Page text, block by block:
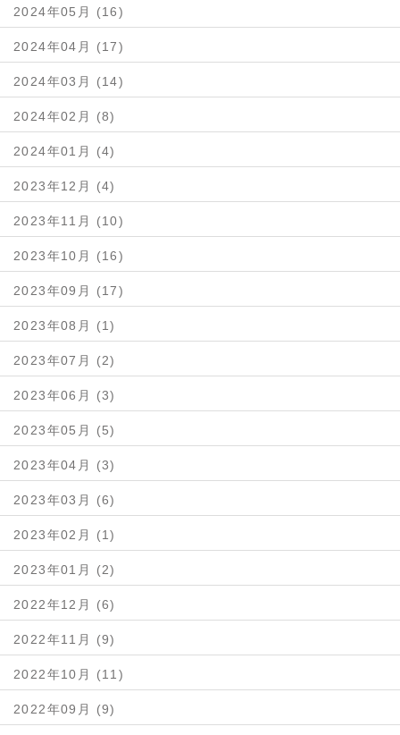
2024年05月 (16)
2024年04月 (17)
2024年03月 (14)
2024年02月 (8)
2024年01月 (4)
2023年12月 (4)
2023年11月 (10)
2023年10月 (16)
2023年09月 (17)
2023年08月 (1)
2023年07月 (2)
2023年06月 (3)
2023年05月 (5)
2023年04月 (3)
2023年03月 (6)
2023年02月 (1)
2023年01月 (2)
2022年12月 (6)
2022年11月 (9)
2022年10月 (11)
2022年09月 (9)